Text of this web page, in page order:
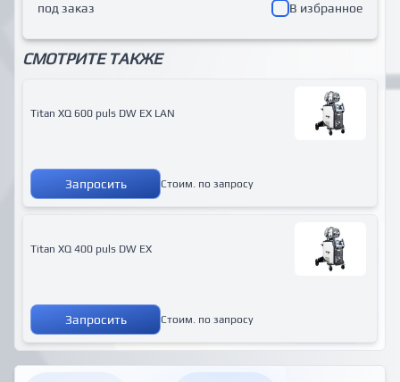
под заказ В избранное
СМОТРИТЕ ТАКЖЕ
Titan XQ 600 puls DW EX LAN
Запросить Стоим. по запросу
Titan XQ 400 puls DW EX
Запросить Стоим. по запросу